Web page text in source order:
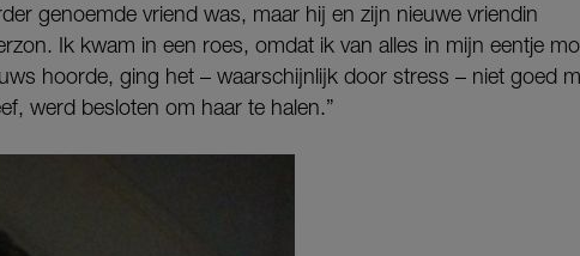
genoemde vriend was, maar hij en zijn nieuwe vriendin
Ik kwam in een roes, omdat ik van alles in mijn eentje
hoorde, ging het – waarschijnlijk door stress – niet goed
werd besloten om haar te halen.”